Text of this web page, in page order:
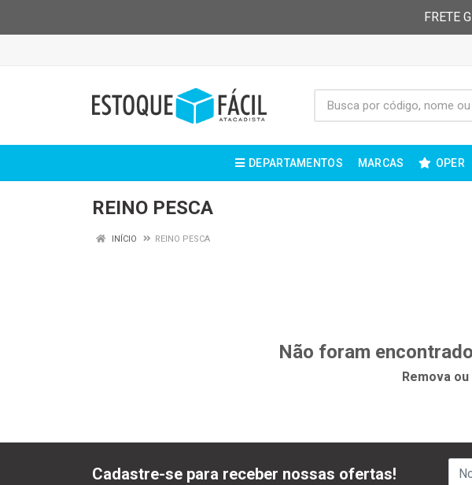
FRETE
DEPARTAMENTOS MARCAS OPER
REINO PESCA
INÍCIO REINO PESCA
Não foram
Remova
Cadastre-se para receber nossas ofertas!